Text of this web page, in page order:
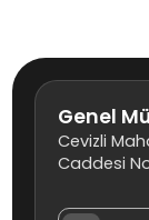
Genel
Cevizli
Caddesi